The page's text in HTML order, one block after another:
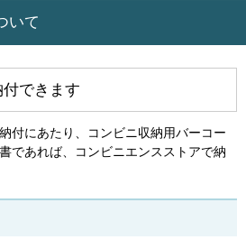
いて
できます
付にあたり、コンビニ収納用バーコー
であれば、コンビニエンスストアで納